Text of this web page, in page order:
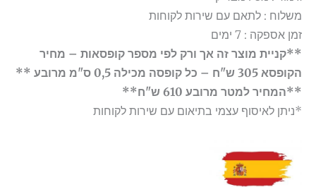
משלוח : לתאם עם שירות לקוחות
זמן אספקה : 7 ימים
**קניית מוצר זה אך ורק לפי מספר קופסאות – מחיר
הקופסא 305 ש"ח – כל קופסה מכילה 0,5 ס"מ מרובע **
**המחיר למטר מרובע 610 ש"ח**
*ניתן לאיסוף עצמי בתיאום עם שירות לקוחות